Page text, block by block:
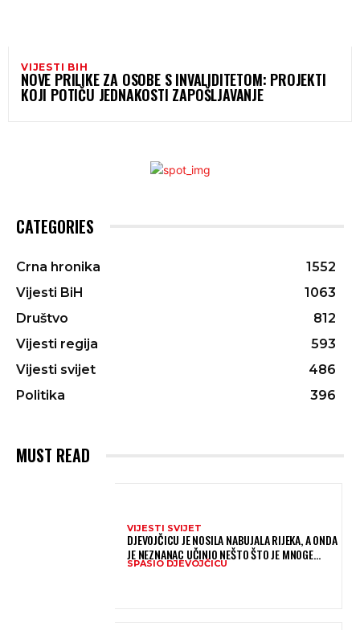
VIJESTI BIH
NOVE PRILIKE ZA OSOBE S INVALIDITETOM: PROJEKTI
KOJI POTIČU JEDNAKOSTI ZAPOŠLJAVANJE
CATEGORIES
Crna hronika
1552
Vijesti BiH
1063
Društvo
812
Vijesti regija
593
Vijesti svijet
486
Politika
396
MUST READ
VIJESTI SVIJET
DJEVOJČICU JE NOSILA NABUJALA RIJEKA, A ONDA
JE NEZNANAC UČINIO NEŠTO ŠTO JE MNOGE
OSTAVILO BEZ RIJEČI
SPASIO DJEVOJČICU